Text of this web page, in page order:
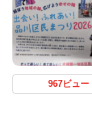
967ビュー